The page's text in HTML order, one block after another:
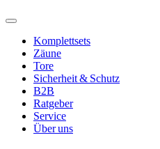
Komplettsets
Zäune
Tore
Sicherheit & Schutz
B2B
Ratgeber
Service
Über uns